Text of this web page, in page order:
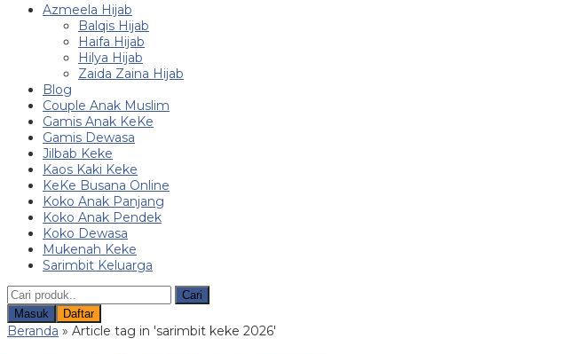
Azmeela Hijab
Balqis Hijab
Haifa Hijab
Hilya Hijab
Zaida Zaina Hijab
Blog
Couple Anak Muslim
Gamis Anak KeKe
Gamis Dewasa
Jilbab Keke
Kaos Kaki Keke
KeKe Busana Online
Koko Anak Panjang
Koko Anak Pendek
Koko Dewasa
Mukenah Keke
Sarimbit Keluarga
Cari
Masuk
Daftar
Beranda » Article tag in 'sarimbit keke 2026'